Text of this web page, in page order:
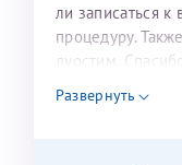
ли записаться к
процедуру.
дуостим.
Развернуть